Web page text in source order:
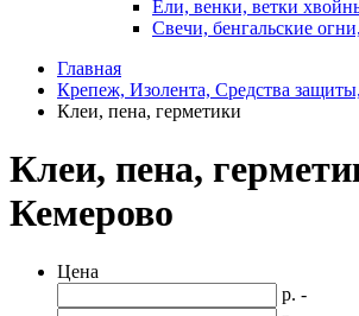
Ели, венки, ветки
Свечи, бенгальские
Главная
Крепеж, Изолента, Средства
Клеи, пена, герметики
Клеи, пена,
Кемерово
Цена
р. -